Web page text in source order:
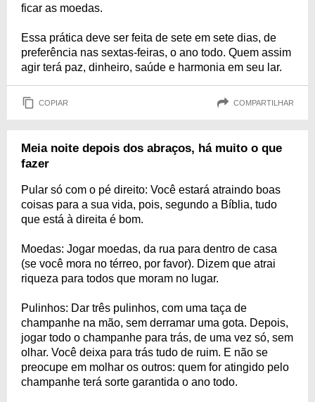
ficar as moedas.
Essa prática deve ser feita de sete em sete dias, de
preferência nas sextas-feiras, o ano todo. Quem assim
agir terá paz, dinheiro, saúde e harmonia em seu lar.
COPIAR COMPARTILHAR
Meia noite depois dos abraços, há muito o que
fazer
Pular só com o pé direito: Você estará atraindo boas
coisas para a sua vida, pois, segundo a Bíblia, tudo
que está à direita é bom.
Moedas: Jogar moedas, da rua para dentro de casa
(se você mora no térreo, por favor). Dizem que atrai
riqueza para todos que moram no lugar.
Pulinhos: Dar três pulinhos, com uma taça de
champanhe na mão, sem derramar uma gota. Depois,
jogar todo o champanhe para trás, de uma vez só, sem
olhar. Você deixa para trás tudo de ruim. E não se
preocupe em molhar os outros: quem for atingido pelo
champanhe terá sorte garantida o ano todo.